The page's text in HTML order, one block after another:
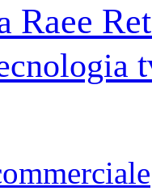
Raee